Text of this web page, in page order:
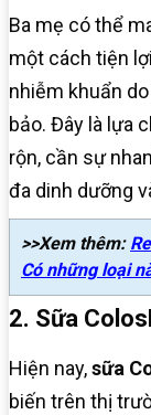
Ba mẹ có thể
một cách tiện
nhiễm khuẩn
bảo. Đây là lựa
rộn, cần sự
đa dinh dưỡng
>>Xem thêm:
Có những loại
2. Sữa
Hiện nay,sữa
biến trên thị